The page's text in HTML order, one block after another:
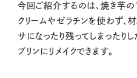
今回ご紹介するのは、焼き芋の
クリームやゼラチンを使わず、
サになったり残ってしまったり
プリンにリメイクできます。